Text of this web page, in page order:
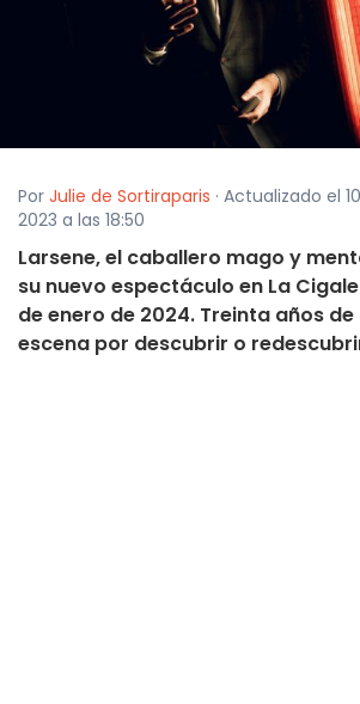
Por Julie de Sortiraparis · Actualizado el
2023 a las 18:50
Larsene, el caballero mago y
su nuevo espectáculo en La
de enero de 2024. Treinta años
escena por descubrir o